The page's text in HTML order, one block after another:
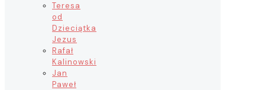
Teresa
od
Dzieciątka
Jezus
Rafał
Kalinowski
Jan
Paweł